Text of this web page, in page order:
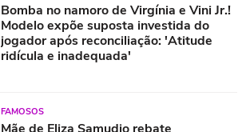
Bomba no namoro de Virgínia e Vini Jr.!
Modelo expõe suposta investida do
jogador após reconciliação: 'Atitude
ridícula e inadequada'
FAMOSOS